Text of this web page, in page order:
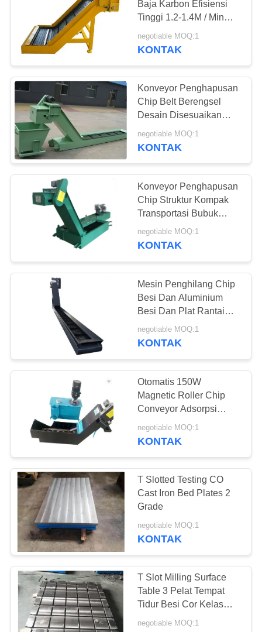
SITEMAP
PRIVACY
POLICY
Pelat Tempat Tidur
Besi Cor
73
Pelat Slot T Baja
Pelat Dasar Slot T.
35
Alat Ukur Granit
Basis Mesin Granit
Baja Karbon Efisiensi
Tinggi 1.2-1.4M / Min
Kebisingan Rendah
negotiable MOQ:1
KONTAK
Konveyor Penghapusan
Chip Belt Berengsel
Desain Disesuaikan
Kinerja Stabil
negotiable MOQ:1
KONTAK
Konveyor Penghapusan
Chip Struktur Kompak
Transportasi Bubuk
Berkecepatan Tinggi
negotiable MOQ:1
KONTAK
Mesin Penghilang Chip
Besi Dan Aluminium
Besi Dan Plat Rantai
Otomatis
negotiable MOQ:1
KONTAK
Otomatis 150W
Magnetic Roller Chip
Conveyor Adsorpsi
Magnetik Kuat
negotiable MOQ:1
KONTAK
T Slotted Testing CO
Cast Iron Bed Plates 2
Grade
negotiable MOQ:1
KONTAK
T Slot Milling Surface
Table 3 Pelat Tempat
Tidur Besi Cor Kelas
Dengan Tee Slots
negotiable MOQ:1